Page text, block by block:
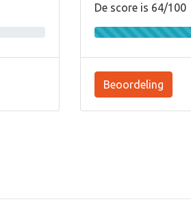
De score is 64/100
Beoordeling